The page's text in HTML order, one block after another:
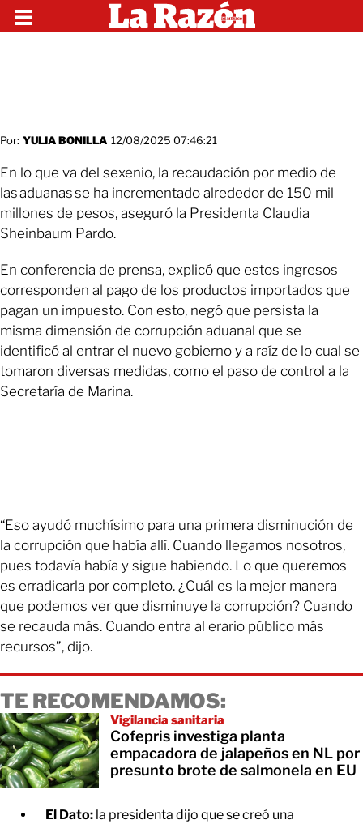
Por: YULIA BONILLA 12/08/2025 07:46:21
En lo que va del sexenio, la recaudación por medio de
las aduanas se ha incrementado alrededor de 150 mil
millones de pesos, aseguró la Presidenta Claudia
Sheinbaum Pardo.
En conferencia de prensa, explicó que estos ingresos
corresponden al pago de los productos importados que
pagan un impuesto. Con esto, negó que persista la
misma dimensión de corrupción aduanal que se
identificó al entrar el nuevo gobierno y a raíz de lo cual se
tomaron diversas medidas, como el paso de control a la
Secretaría de Marina.
“Eso ayudó muchísimo para una primera disminución de
la corrupción que había allí. Cuando llegamos nosotros,
pues todavía había y sigue habiendo. Lo que queremos
es erradicarla por completo. ¿Cuál es la mejor manera
que podemos ver que disminuye la corrupción? Cuando
se recauda más. Cuando entra al erario público más
recursos”, dijo.
TE RECOMENDAMOS:
Vigilancia sanitaria
Cofepris investiga planta
empacadora de jalapeños en NL por
presunto brote de salmonela en EU
El Dato: la presidenta dijo que se creó una